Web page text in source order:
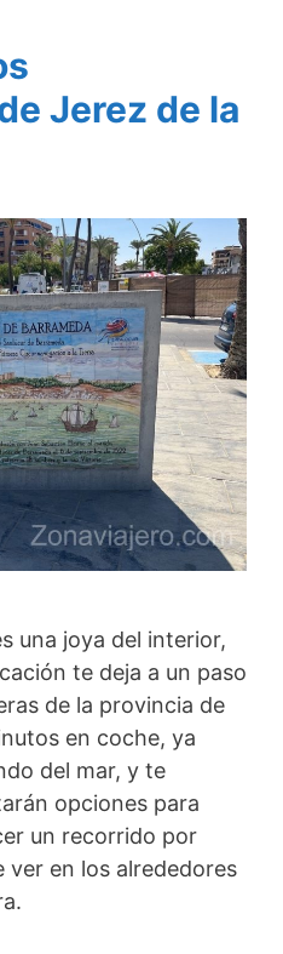
Jerez de la
una joya del interior,
te deja a un paso
de la provincia de
en coche, ya
del mar, y te
opciones para
un recorrido por
ver en los alrededores